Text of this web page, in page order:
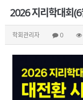
2026 지리학대회
학회관리자 0